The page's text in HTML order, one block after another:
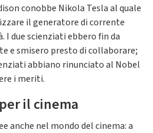
conobbe Nikola Tesla al quale
il generatore di corrente
I due scienziati ebbero fin da
e smisero presto di collaborare;
abbiano rinunciato al Nobel
i meriti.
il cinema
anche nel mondo del cinema: a